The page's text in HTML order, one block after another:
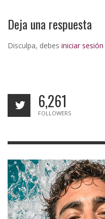
Deja una respuesta
Disculpa, debes iniciar sesión
6,261
FOLLOWERS